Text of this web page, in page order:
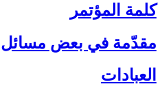
كلمة المؤتمر
مقدّمة في بعض مسائل
العبادات‏